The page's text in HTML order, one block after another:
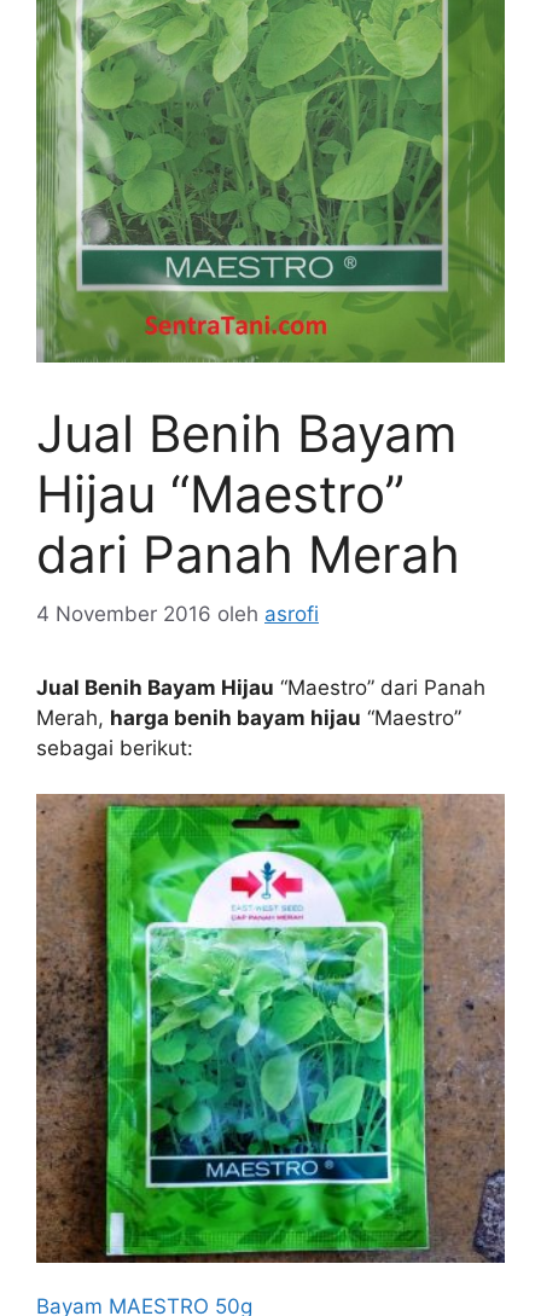
Jual Benih Bayam
Hijau “Maestro”
dari Panah Merah
4 November 2016 oleh asrofi
Jual Benih Bayam Hijau “Maestro” dari Panah
Merah, harga benih bayam hijau “Maestro”
sebagai berikut:
Bayam MAESTRO 50g